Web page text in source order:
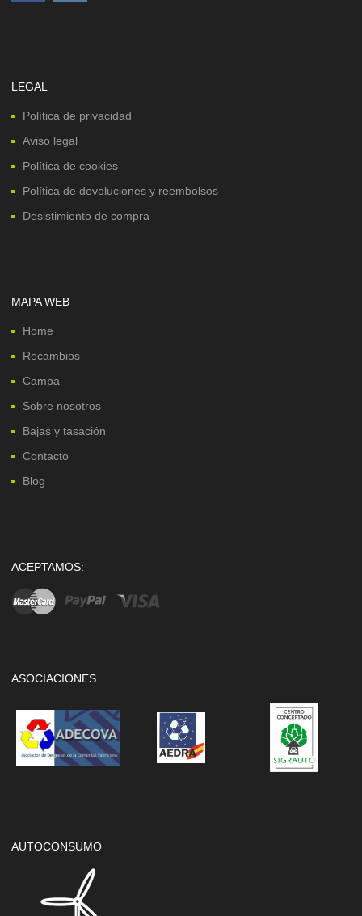
LEGAL
Política de privacidad
Aviso legal
Política de cookies
Política de devoluciones y reembolsos
Desistimiento de compra
MAPA WEB
Home
Recambios
Campa
Sobre nosotros
Bajas y tasación
Contacto
Blog
ACEPTAMOS:
ASOCIACIONES
AUTOCONSUMO